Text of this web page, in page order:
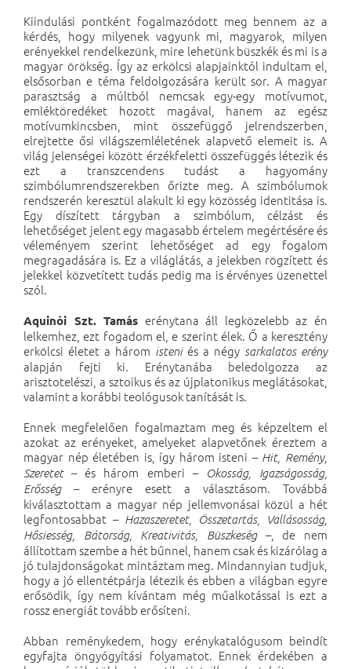
Kiindulási pontként fogalmazódott meg bennem az a
kérdés, hogy milyenek vagyunk mi, magyarok, milyen
erényekkel rendelkezünk, mire lehetünk büszkék és mi is a
magyar örökség. Így az erkölcsi alapjainktól indultam el,
elsősorban e téma feldolgozására került sor. A magyar
parasztság a múltból nemcsak egy-egy motívumot,
emléktöredéket hozott magával, hanem az egész
motívumkincsben, mint összefüggő jelrendszerben,
elrejtette ősi világszemléletének alapvető elemeit is. A
világ jelenségei között érzékfeletti összefüggés létezik és
ezt a transzcendens tudást a hagyomány
szimbólumrendszerekben őrizte meg. A szimbólumok
rendszerén keresztül alakult ki egy közösség identitása is.
Egy díszített tárgyban a szimbólum, célzást és
lehetőséget jelent egy magasabb értelem megértésére és
véleményem szerint lehetőséget ad egy fogalom
megragadására is. Ez a világlátás, a jelekben rögzített és
jelekkel közvetített tudás pedig ma is érvényes üzenettel
szól.
Aquinói Szt. Tamás erénytana áll legközelebb az én
lelkemhez, ezt fogadom el, e szerint élek. Ő a keresztény
erkölcsi életet a három isteniés a négy sarkalatos erény
alapján fejti ki. Erénytanába beledolgozza az
arisztotelészi, a sztoikus és az újplatonikus meglátásokat,
valamint a korábbi teológusok tanítását is.
Ennek megfelelően fogalmaztam meg és képzeltem el
azokat az erényeket, amelyeket alapvetőnek éreztem a
magyar nép életében is, így három isteni – Hit, Remény,
Szeretet– és három emberi –
Okosság, Igazságosság,
Erősség– erényre esett a választásom. Továbbá
kiválasztottam a magyar nép jellemvonásai közül a hét
legfontosabbat – Hazaszeretet, Összetartás, Vallásosság,
Hősiesség, Bátorság, Kreativitás, Büszkeség–, de nem
állítottam szembe a hét bűnnel, hanem csak és kizárólag a
jó tulajdonságokat mintáztam meg. Mindannyian tudjuk,
hogy a jó ellentétpárja létezik és ebben a világban egyre
erősödik, így nem kívántam még műalkotással is ezt a
rossz energiát tovább erősíteni.
Abban reménykedem, hogy erénykatalógusom beindít
egyfajta öngyógyítási folyamatot. Ennek érdekében a